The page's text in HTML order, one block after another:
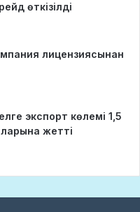
өткізілді
лицензиясынан
экспорт көлемі 1,5
жетті